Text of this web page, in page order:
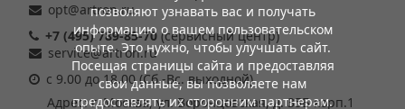
opt@artron.ru
+7 (495) 789-85-70 (сервисный центр)
service@artron.ru
с 9.00 до 18.00 (Сб.-Вс. выходной)
Адрес: г. Москва, ул. Воронцовская, д. 35Б корп.1
позволяют узнавать вас и получать
информацию о вашем пользовательском
опыте. Это нужно, чтобы улучшать сайт.
Посещая страницы сайта и предоставляя
свои данные, вы позволяете нам
предоставлять их сторонним партнерам.